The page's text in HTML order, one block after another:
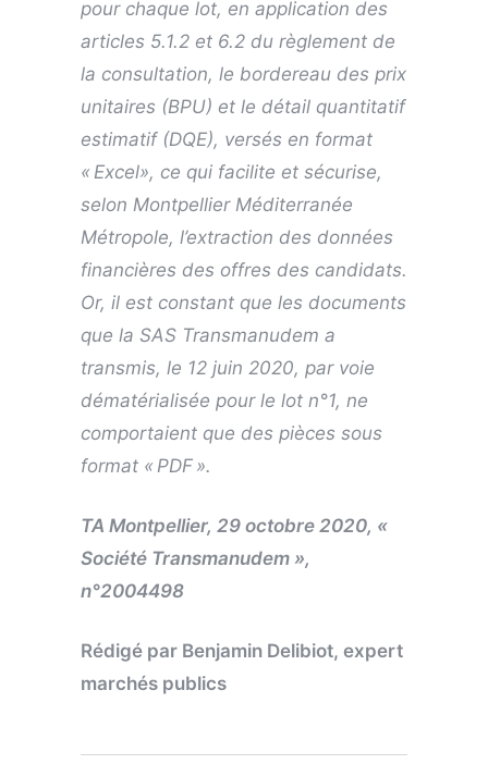
pour chaque lot, en application des
articles 5.1.2 et 6.2 du règlement de
la consultation, le bordereau des prix
unitaires (BPU) et le détail quantitatif
estimatif (DQE), versés en format
« Excel», ce qui facilite et sécurise,
selon Montpellier Méditerranée
Métropole, l’extraction des données
financières des offres des candidats.
Or, il est constant que les documents
que la SAS Transmanudem a
transmis, le 12 juin 2020, par voie
dématérialisée pour le lot n°1, ne
comportaient que des pièces sous
format « PDF ».
TA Montpellier, 29 octobre 2020, «
Société Transmanudem »,
n°2004498
Rédigé par Benjamin Delibiot, expert
marchés publics